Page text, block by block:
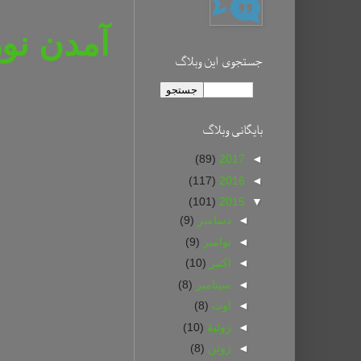
آمدن جستجوی این وبلاگ
بايگانی وبلاگ
◄
2017
(89)
◄
2016
(117)
▼
2015
(101)
◄ دسامبر (9)
◄ نوامبر (9)
◄
اکتبر (10)
◄ سپتامبر (8)
◄
اوت (8)
◄ ژوئیهٔ (10)
◄ ژوئن (8)